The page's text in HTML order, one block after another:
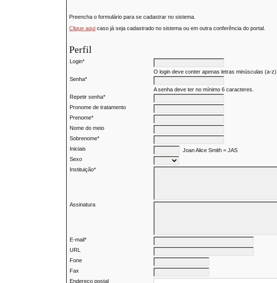
Preencha o formulário para se cadastrar no sistema.
Clique aqui caso já seja cadastrado no sistema ou em outra conferência do portal.
Perfil
Login*
O login deve conter apenas letras minúsculas (a-
Senha*
A senha deve ter no mínimo 6 caracteres.
Repetir senha*
Pronome de tratamento
Prenome*
Nome do meio
Sobrenome*
Iniciais
Joan Alice Smith = JAS
Sexo
Instituição*
Assinatura
E-mail*
URL
Fone
Fax
Endereço postal